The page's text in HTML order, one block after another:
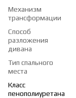
Механизм
трансформации
Способ
разложения
дивана
Тип спального
места
Класс
пенополиуретана